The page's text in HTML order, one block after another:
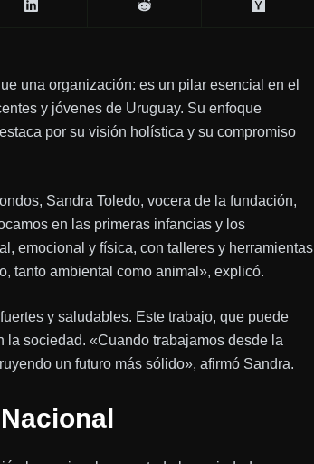
una organización: es un pilar esencial en el
y jóvenes de Uruguay. Su enfoque
por su visión holística y su compromiso
Sandra Toledo, vocera de la fundación,
en las primeras infancias y los
emocional y física, con talleres y herramientas
tanto ambiental como animal», explicó.
y saludables. Este trabajo, que puede
la sociedad. «Cuando trabajamos desde la
un futuro más sólido», afirmó Sandra.